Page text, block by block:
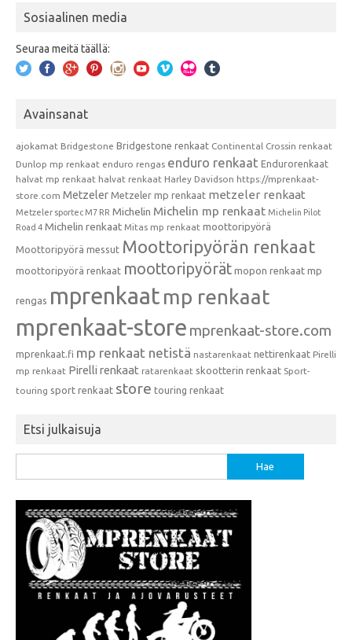
Sosiaalinen media
Seuraa meitä täällä:
Avainsanat
ajokamat Bridgestone Bridgestone renkaat Continental Crossin renkaat
Dunlop mp renkaat enduro rengas enduro renkaat Endurorenkaat
halvat mp renkaat halvat renkaat Harley Davidson https://mprenkaat-
store.com Metzeler Metzeler mp renkaat metzeler renkaat
Metzeler sportec M7 RR Michelin Michelin mp renkaat Michelin Pilot
Road 4 Michelin renkaat Mitas mp renkaat moottoripyörä
Moottoripyörä messut Moottoripyörän renkaat
moottoripyörä renkaat moottoripyörät mopon renkaat mp
rengas mprenkaat mp renkaat
mprenkaat-store mprenkaat-store.com
mprenkaat.fi mp renkaat netistä nastarenkaat nettirenkaat Pirelli
mp renkaat Pirelli renkaat ratarenkaat skootterin renkaat Sport-
touring sport renkaat store touring renkaat
Etsi julkaisuja